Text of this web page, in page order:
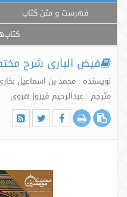
فهرست و متن کتاب
فیض الباری شرح
نویسنده : محمد بن اسماعیل
مترجم : عبدالرحیم فیروز هروی